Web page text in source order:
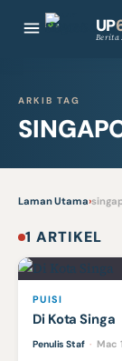
UP
Berita
ARKIB TAG
Laman Utama›
1 ARTIKEL
PUISI
Di Kota Singa
Penulis Staf · Mac